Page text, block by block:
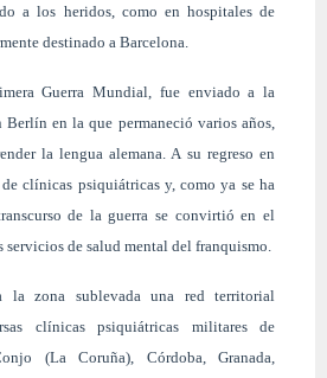
a los heridos, como en hospitales de
destinado a Barcelona.
Guerra Mundial, fue enviado a la
Berlín en la que permaneció varios años,
la lengua alemana. A su regreso en
clínicas psiquiátricas y, como ya se ha
de la guerra se convirtió en el
de salud mental del franquismo.
la zona sublevada una red territorial
clínicas psiquiátricas militares de
(La Coruña), Córdoba, Granada,